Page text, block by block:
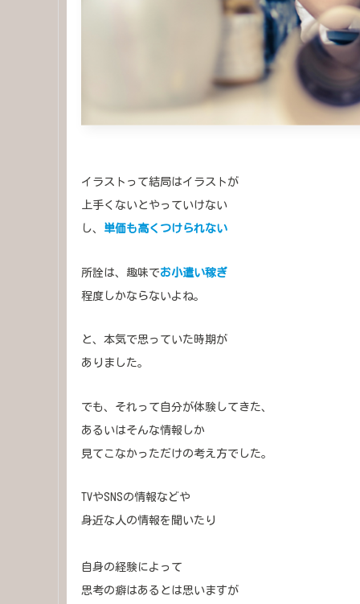
イラストって結局はイラストが
上手くないとやっていけない
し、 単価も高くつけられない
所詮は、趣味でお小遣い稼ぎ
程度しかならないよね。
と、本気で思っていた時期が
ありました。
でも、それって自分が体験してきた、
あるいはそんな情報しか
見てこなかっただけの考え方でした。
TVやSNSの情報などや
身近な人の情報を聞いたり
自身の経験によって
思考の癖はあるとは思いますが